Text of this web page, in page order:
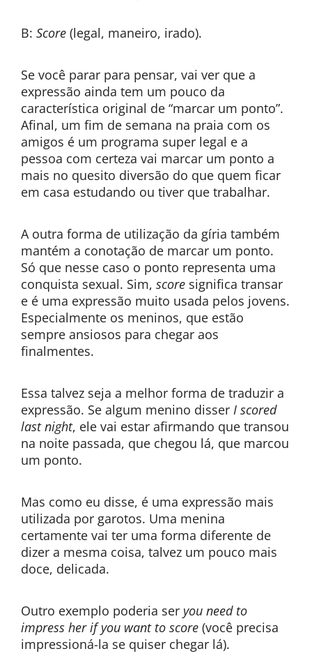
B: Score (legal, maneiro, irado).
Se você parar para pensar, vai ver que a
expressão ainda tem um pouco da
característica original de “marcar um ponto”.
Afinal, um fim de semana na praia com os
amigos é um programa super legal e a
pessoa com certeza vai marcar um ponto a
mais no quesito diversão do que quem ficar
em casa estudando ou tiver que trabalhar.
A outra forma de utilização da gíria também
mantém a conotação de marcar um ponto.
Só que nesse caso o ponto representa uma
conquista sexual. Sim, score significa transar
e é uma expressão muito usada pelos jovens.
Especialmente os meninos, que estão
sempre ansiosos para chegar aos
finalmentes.
Essa talvez seja a melhor forma de traduzir a
expressão. Se algum menino disser I scored
last night, ele vai estar afirmando que transou
na noite passada, que chegou lá, que marcou
um ponto.
Mas como eu disse, é uma expressão mais
utilizada por garotos. Uma menina
certamente vai ter uma forma diferente de
dizer a mesma coisa, talvez um pouco mais
doce, delicada.
Outro exemplo poderia ser you need to
impress her if you want to score (você precisa
impressioná-la se quiser chegar lá).